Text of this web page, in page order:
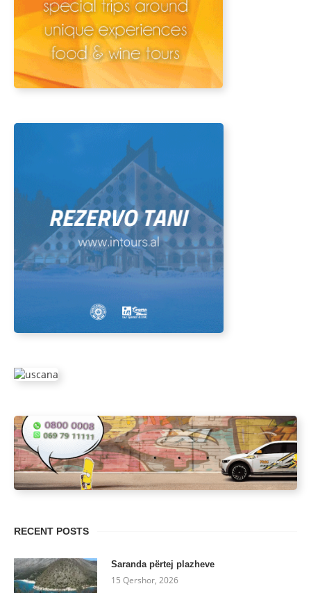
RECENT POSTS
Saranda përtej plazheve
15 Qershor, 2026